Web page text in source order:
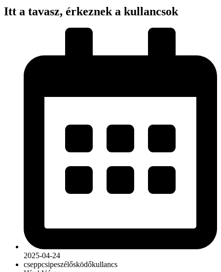
Itt a tavasz, érkeznek a kullancsok
2025-04-24
cseppcsipeszélősködőkullancs